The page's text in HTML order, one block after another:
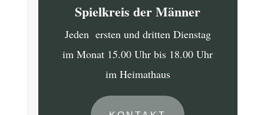
Spielkreis der Männer
Jeden ersten und dritten Dienstag
im Monat 15.00 Uhr bis 18.00 Uhr
im Heimathaus